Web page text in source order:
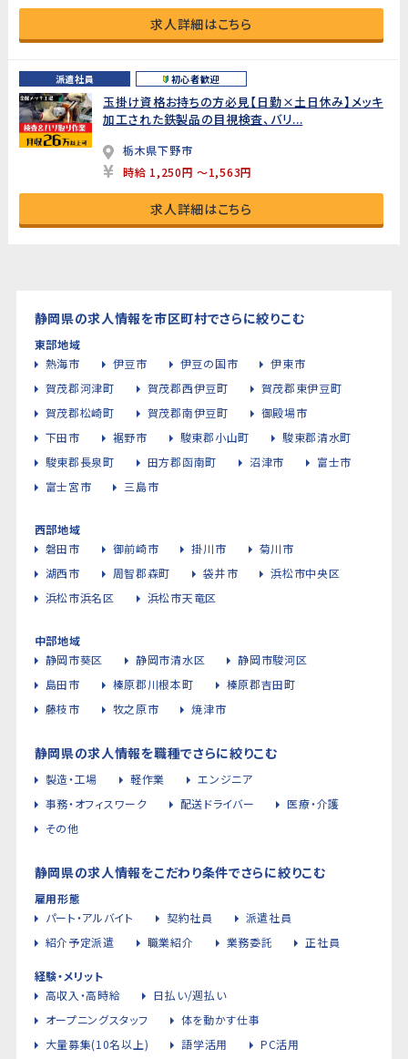
求人詳細はこちら
派遣社員 初心者歓迎
玉掛け資格お持ちの方必見【日勤×土日休み】メッキ
加工された鉄製品の目視検査、バリ...
栃木県下野市
時給 1,250円 ～1,563円
求人詳細はこちら
静岡県の求人情報を市区町村でさらに絞りこむ
東部地域
熱海市
伊豆市 伊豆の国市
伊東市
賀茂郡河津町
賀茂郡西伊豆町
賀茂郡東伊豆町
賀茂郡松崎町
賀茂郡南伊豆町
御殿場市
下田市
裾野市 駿東郡小山町
駿東郡清水町
駿東郡長泉町
田方郡函南町 沼津市
富士市
富士宮市
三島市
西部地域
磐田市
御前崎市 掛川市
菊川市
湖西市
周智郡森町 袋井市
浜松市中央区
浜松市浜名区
浜松市天竜区
中部地域
静岡市葵区
静岡市清水区
静岡市駿河区
島田市
榛原郡川根本町
榛原郡吉田町
藤枝市
牧之原市 焼津市
静岡県の求人情報を職種でさらに絞りこむ
製造・工場 軽作業
エンジニア
事務・オフィスワーク
配送ドライバー
医療・介護
その他
静岡県の求人情報をこだわり条件でさらに絞りこむ
雇用形態
パート・アルバイト
契約社員
派遣社員
紹介予定派遣
職業紹介 業務委託 正社員
経験・メリット
高収入・高時給
日払い/週払い
オープニングスタッフ
体を動かす仕事
大量募集(10名以上)
語学活用
PC活用